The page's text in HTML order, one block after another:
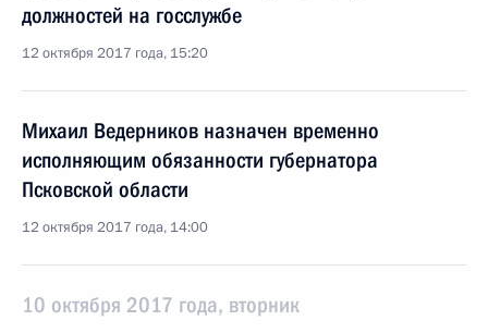
должностей на госслужбе
12 октября 2017 года, 15:20
Михаил Ведерников назначен временно
исполняющим обязанности губернатора
Псковской области
12 октября 2017 года, 14:00
10 октября 2017 года, вторник